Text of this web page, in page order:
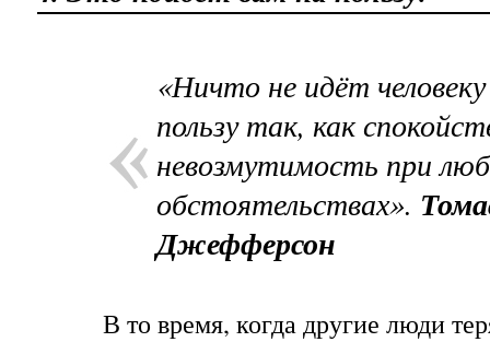
«Ничто не идёт
пользу так, как
невозмутимость при
обстоятельствах».
Джефферсон
В то время, когда другие люди